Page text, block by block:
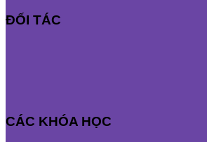
ĐỐI TÁC
CÁC KHÓA HỌC